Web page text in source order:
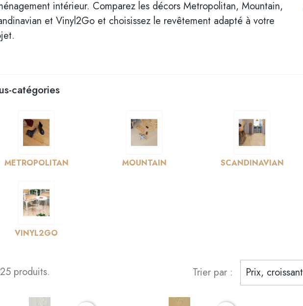
intérieur. Comparez les décors Metropolitan, Mountain,
et Vinyl2Go et choisissez le revêtement adapté à votre
catégories
METROPOLITAN MOUNTAIN SCANDINAVIAN
VINYL2GO
produits. Trier par : Prix, croissant